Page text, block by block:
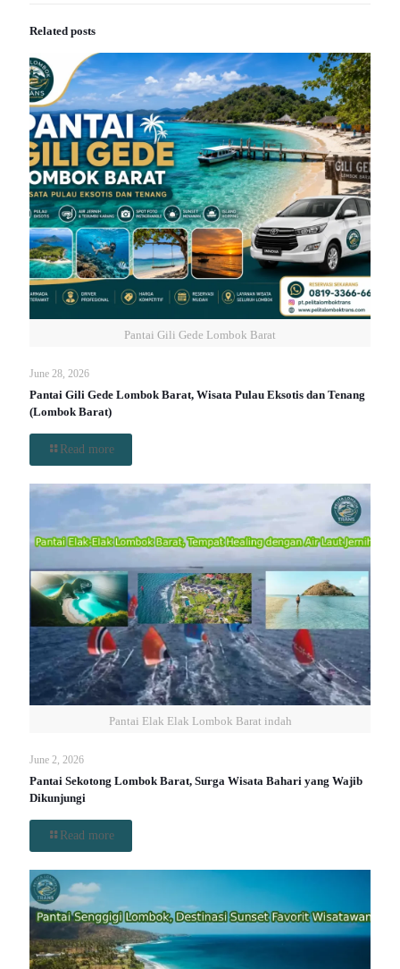
Related posts
Pantai Gili Gede Lombok Barat
June 28, 2026
Pantai Gili Gede Lombok Barat, Wisata Pulau Eksotis dan Tenang
(Lombok Barat)
Read more
Pantai Elak Elak Lombok Barat indah
June 2, 2026
Pantai Sekotong Lombok Barat, Surga Wisata Bahari yang Wajib
Dikunjungi
Read more